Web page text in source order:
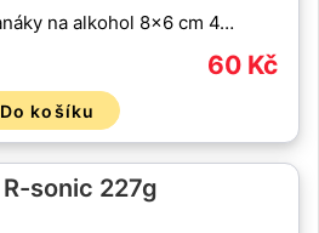
na alkohol 8x6 cm 4…
60 Kč
Do košíku
sonic 227g